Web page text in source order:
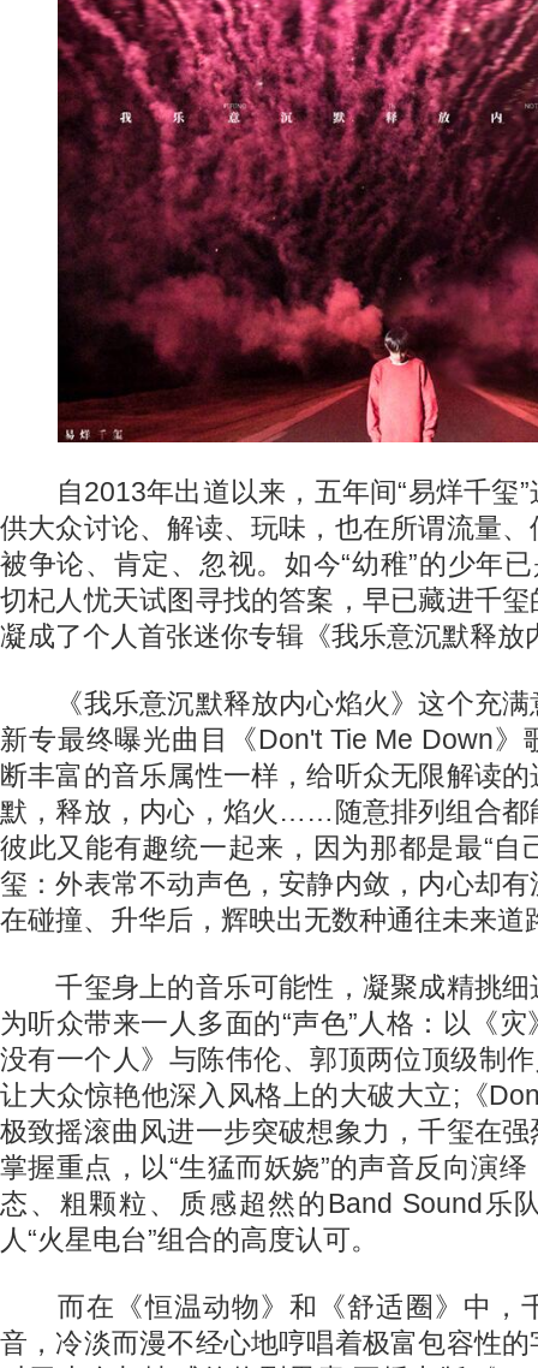
自2013年出道以来，五年间“易烊千玺”
供大众讨论、解读、玩味，也在所谓流量
被争论、肯定、忽视。如今“幼稚”的少年
切杞人忧天试图寻找的答案，早已藏进千
凝成了个人首张迷你专辑《我乐意沉默释放
《我乐意沉默释放内心焰火》这个充满
新专最终曝光曲目《Don't Tie Me Down》
断丰富的音乐属性一样，给听众无限解读
默，释放，内心，焰火……随意排列组合都
彼此又能有趣统一起来，因为那都是最“自
玺：外表常不动声色，安静内敛，内心却
在碰撞、升华后，辉映出无数种通往未来道
千玺身上的音乐可能性，凝聚成精挑细
为听众带来一人多面的“声色”人格：以《
没有一个人》与陈伟伦、郭顶两位顶级制
让大众惊艳他深入风格上的大破大立;《
极致摇滚曲风进一步突破想象力，千玺在
掌握重点，以“生猛而妖娆”的声音反向演
态、粗颗粒、质感超然的Band Sound乐
人“火星电台”组合的高度认可。
而在《恒温动物》和《舒适圈》中，
音，冷淡而漫不经心地哼唱着极富包容性